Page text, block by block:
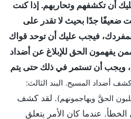
أن تكشفهم وتحاربهم. إذا كنت
ضعيفًا جدًا بحيث لا تقدر على
فيجب عليك أن توحد قواك
يفهمون الحق للإبلاغ عن أضداد
ويجب أن تستمر في ذلك حتى يتم
ج. 4. كشف أضداد المسيح. البند الثالث:
الحقَّ ويهاجمونهم). لقد كشف
عندما كان الأمر يتعلق